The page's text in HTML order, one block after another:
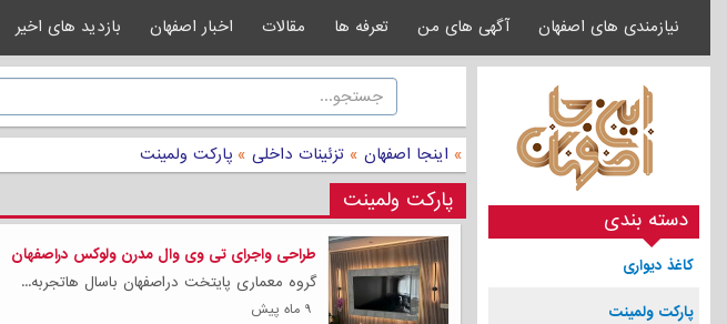
نیازمندی های اصفهان آگهی های من تعرفه ها مقالات اخبار اصفهان بازدید های اخیر
دسته بندی
کاغذ دیواری
پارکت ولمینت
» اینجا اصفهان » تزئینات داخلی » پارکت ولمینت
پارکت ولمینت
طراحی واجرای تی وی وال مدرن ولوکس دراصفهان
گروه معماری پایتخت دراصفهان باسال هاتجربه...
۹ ماه پیش